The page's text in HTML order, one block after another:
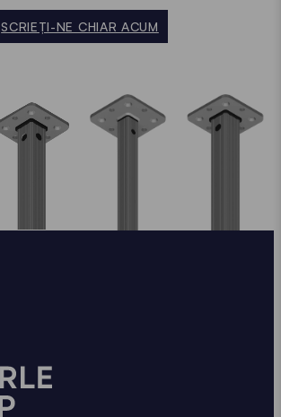
SCRIEȚI-NE CHIAR ACUM